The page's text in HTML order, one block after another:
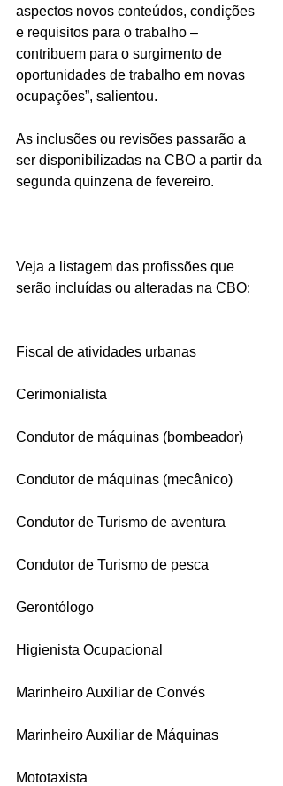
aspectos novos conteúdos, condições
e requisitos para o trabalho –
contribuem para o surgimento de
oportunidades de trabalho em novas
ocupações”, salientou.
As inclusões ou revisões passarão a
ser disponibilizadas na CBO a partir da
segunda quinzena de fevereiro.
Veja a listagem das profissões que
serão incluídas ou alteradas na CBO:
Fiscal de atividades urbanas
Cerimonialista
Condutor de máquinas (bombeador)
Condutor de máquinas (mecânico)
Condutor de Turismo de aventura
Condutor de Turismo de pesca
Gerontólogo
Higienista Ocupacional
Marinheiro Auxiliar de Convés
Marinheiro Auxiliar de Máquinas
Mototaxista